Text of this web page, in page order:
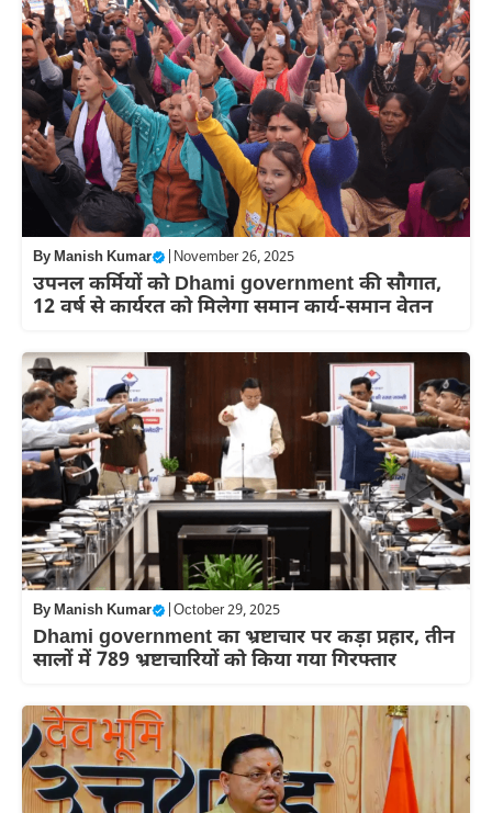
ByManish Kumar November 26, 2025
उपनल कर्मियों को Dhami government की सौगात,
12 वर्ष से कार्यरत को मिलेगा समान कार्य-समान वेतन
ByManish Kumar October 29, 2025
Dhami government का भ्रष्टाचार पर कड़ा प्रहार, तीन
सालों में 789 भ्रष्टाचारियों को किया गया गिरफ्तार